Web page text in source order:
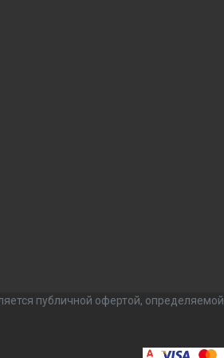
публичной офертой, определяемой